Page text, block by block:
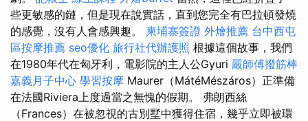
些更敏感的鏈，但是現在說實話，直到您完全有巴拉頓發燒
的感覺，沒有人會感興趣。 柬埔寨簽證 外燴推薦 台中西屯
區按摩推薦 seo優化 旅行社代辦護照 根據這個故事，我們
在1980年代在匈牙利，電影院的主人公Gyuri 嚴師傅撥筋棒
嘉義月子中心 學習按摩 Maurer（MátéMészáros）正準備
在法國Riviera上度過當之無愧的假期。 弗朗西絲
（Frances）在被忽視的古別墅中獲得住宿，幾乎立即被環